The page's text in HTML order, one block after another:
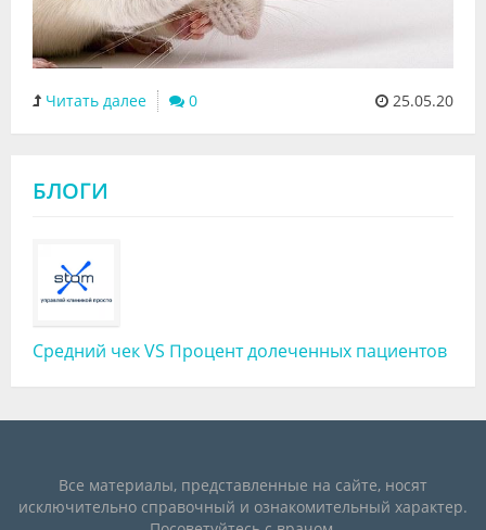
Читать далее 0 25.05.20
БЛОГИ
Средний чек VS Процент долеченных пациентов
Все материалы, представленные на сайте, носят
исключительно справочный и ознакомительный характер.